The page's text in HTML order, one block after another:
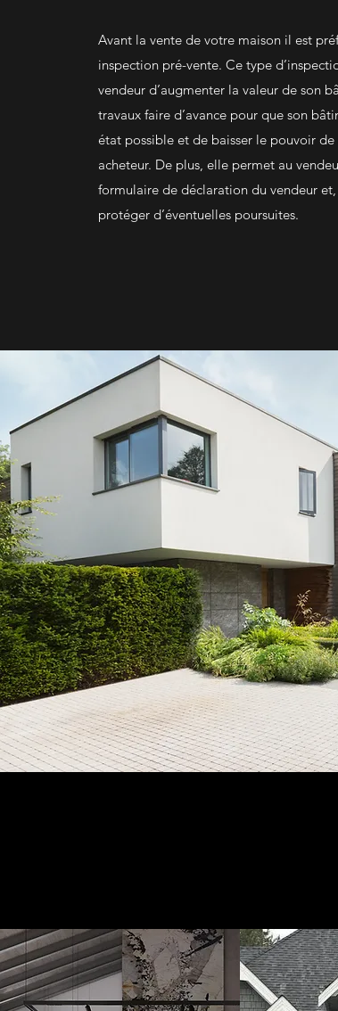
Avant la vente de votre maison il est
inspection pré-vente. Ce type
vendeur d’augmenter la valeur de son
travaux faire d’avance pour que son
état possible et de baisser le pouvoir
acheteur. De plus, elle permet au
formulaire de déclaration du vendeur
protéger d’éventuelles poursuites.